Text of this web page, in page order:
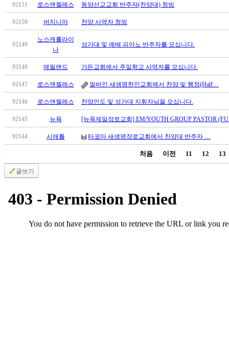
minky
마
러
약
주
야
우
성
92151 로스앤젤레스 동양선교교회 반주자(찬양대) 청빙
92150 버지니아 찬양 사역자 청빙
92149
노스캐롤라이
나
성가대 및 예배 피아노 반주자를 모십니다.
92148 메릴랜드 가든교회에서 주일학교 사역자를 모십니다.
92147 로스앤젤레스 얼바인 새생명한인교회에서 찬양 및 행정(Half…
92146 로스앤젤레스 찬양인도 및 성가대 지휘자님을 모십니다.
92145 뉴욕 [뉴욕제일장로교회] EM/YOUTH GROUP PASTOR
92144 시애틀 타코마 새생명장로교회에서 찬양대 반주자 …
처음 이전 11 12 13
글쓰기